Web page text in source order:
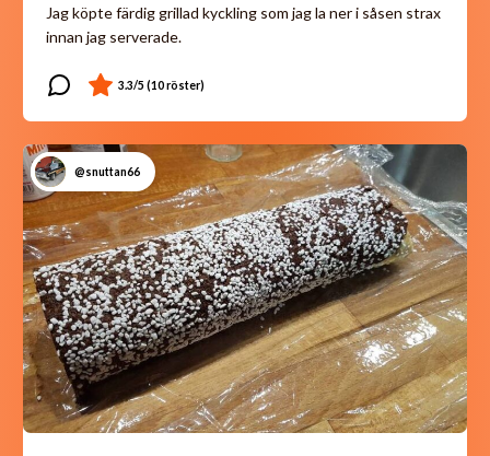
Jag köpte färdig grillad kyckling som jag la ner i såsen strax
innan jag serverade.
@snuttan66